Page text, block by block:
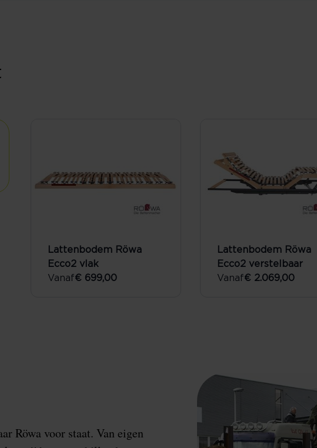
Lattenbodem Röwa
Ecco2 vlak
Vanaf€ 699,00
Lattenbodem Röwa
Ecco2 verstelbaar
Vanaf€ 2.069,00
Röwa voor staat. Van eigen